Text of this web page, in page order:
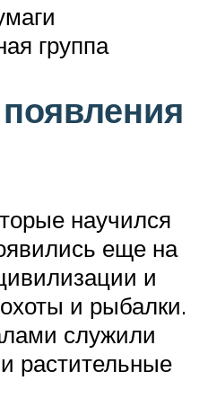
группа
научился
еще на
и
и рыбалки.
служили
растительные